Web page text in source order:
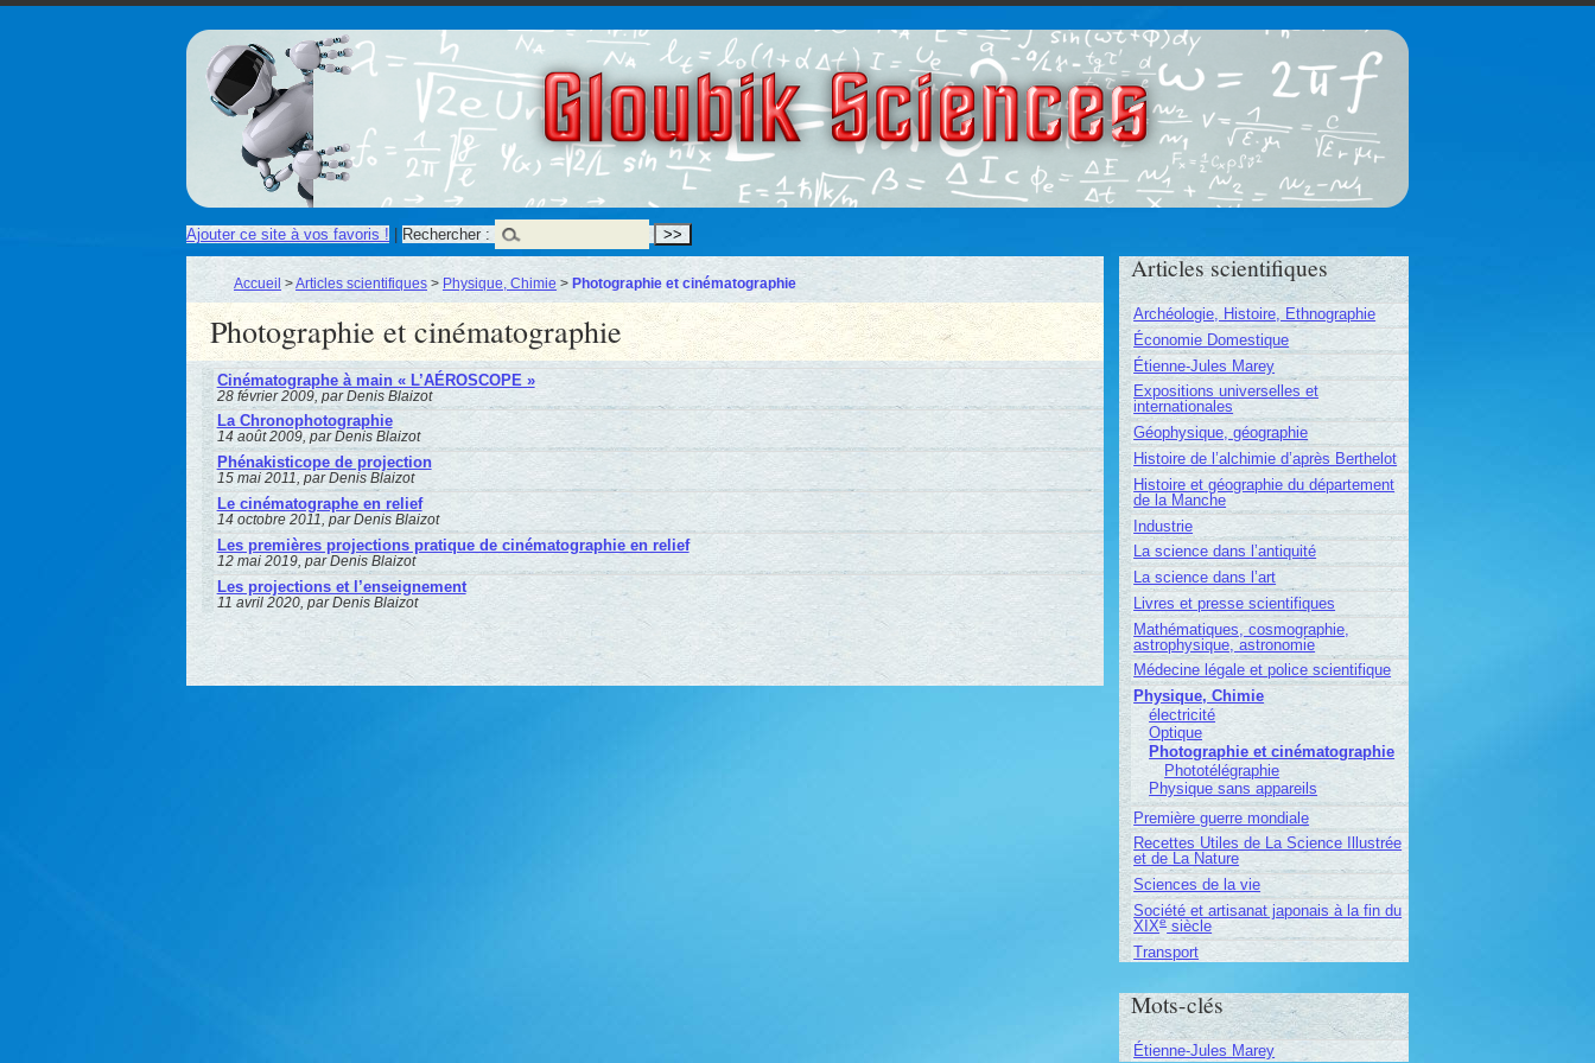
Gloubik Sciences
Ajouter ce site à vos favoris ! | Rechercher :
Accueil >Articles scientifiques > Physique, Chimie > Photographie et cinématographie
Photographie et cinématographie
Cinématographe à main « L’AÉROSCOPE »
28 février 2009, par Denis Blaizot
La Chronophotographie
14 août 2009, par Denis Blaizot
Phénakisticope de projection
15 mai 2011, par Denis Blaizot
Le cinématographe en relief
14 octobre 2011, par Denis Blaizot
Les premières projections pratique de cinématographie en relief
12 mai 2019, par Denis Blaizot
Les projections et l’enseignement
11 avril 2020, par Denis Blaizot
Articles scientifiques
Archéologie, Histoire, Ethnographie
Économie Domestique
Étienne-Jules Marey
Expositions universelles et
internationales
Géophysique, géographie
Histoire de l’alchimie d’après Berthelot
Histoire et géographie du département
de la Manche
Industrie
La science dans l’antiquité
La science dans l’art
Livres et presse scientifiques
Mathématiques, cosmographie,
astrophysique, astronomie
Médecine légale et police scientifique
Physique, Chimie
électricité
Optique
Photographie et cinématographie
Phototélégraphie
Physique sans appareils
Première guerre mondiale
Recettes Utiles de La Science Illustrée
et de La Nature
Sciences de la vie
Société et artisanat japonais à la fin du
XIXe siècle
Transport
Mots-clés
Étienne-Jules Marey